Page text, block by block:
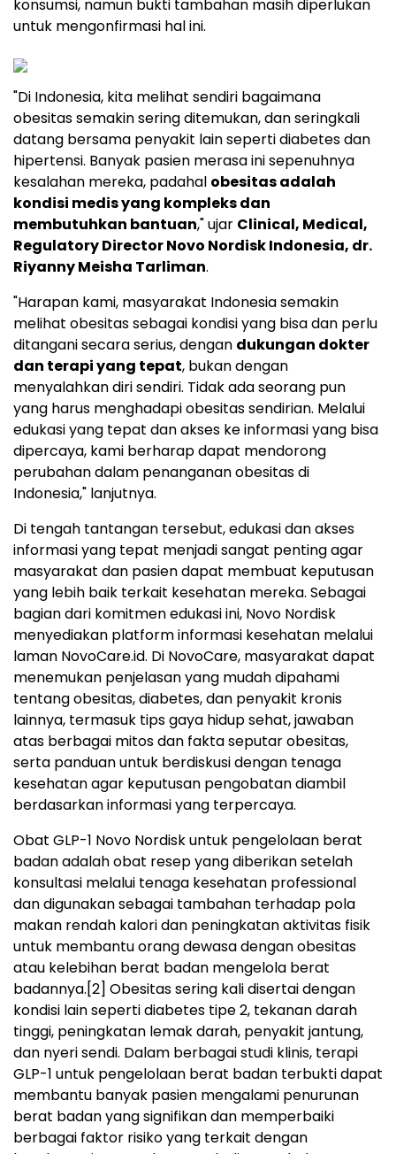
konsumsi, namun bukti tambahan masih diperlukan
untuk mengonfirmasi hal ini.
"Di Indonesia, kita melihat sendiri bagaimana
obesitas semakin sering ditemukan, dan seringkali
datang bersama penyakit lain seperti diabetes dan
hipertensi. Banyak pasien merasa ini sepenuhnya
kesalahan mereka, padahal obesitas adalah
kondisi medis yang kompleks dan
membutuhkan bantuan," ujar Clinical, Medical,
Regulatory Director Novo Nordisk Indonesia, dr.
Riyanny Meisha Tarliman.
"Harapan kami, masyarakat Indonesia semakin
melihat obesitas sebagai kondisi yang bisa dan perlu
ditangani secara serius, dengan dukungan dokter
dan terapi yang tepat, bukan dengan
menyalahkan diri sendiri. Tidak ada seorang pun
yang harus menghadapi obesitas sendirian. Melalui
edukasi yang tepat dan akses ke informasi yang bisa
dipercaya, kami berharap dapat mendorong
perubahan dalam penanganan obesitas di
Indonesia," lanjutnya.
Di tengah tantangan tersebut, edukasi dan akses
informasi yang tepat menjadi sangat penting agar
masyarakat dan pasien dapat membuat keputusan
yang lebih baik terkait kesehatan mereka. Sebagai
bagian dari komitmen edukasi ini, Novo Nordisk
menyediakan platform informasi kesehatan melalui
laman NovoCare.id. Di NovoCare, masyarakat dapat
menemukan penjelasan yang mudah dipahami
tentang obesitas, diabetes, dan penyakit kronis
lainnya, termasuk tips gaya hidup sehat, jawaban
atas berbagai mitos dan fakta seputar obesitas,
serta panduan untuk berdiskusi dengan tenaga
kesehatan agar keputusan pengobatan diambil
berdasarkan informasi yang terpercaya.
Obat GLP-1 Novo Nordisk untuk pengelolaan berat
badan adalah obat resep yang diberikan setelah
konsultasi melalui tenaga kesehatan professional
dan digunakan sebagai tambahan terhadap pola
makan rendah kalori dan peningkatan aktivitas fisik
untuk membantu orang dewasa dengan obesitas
atau kelebihan berat badan mengelola berat
badannya.[2] Obesitas sering kali disertai dengan
kondisi lain seperti diabetes tipe 2, tekanan darah
tinggi, peningkatan lemak darah, penyakit jantung,
dan nyeri sendi. Dalam berbagai studi klinis, terapi
GLP-1 untuk pengelolaan berat badan terbukti dapat
membantu banyak pasien mengalami penurunan
berat badan yang signifikan dan memperbaiki
berbagai faktor risiko yang terkait dengan